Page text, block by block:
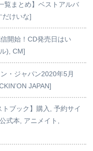
覧まとめ】ベストアルバ
だけいな]
開始！CD発売日はい
), CM]
・ジャパン2020年5月
JAPAN]
トブック】購入, 予約サイ
式本, アニメイト,